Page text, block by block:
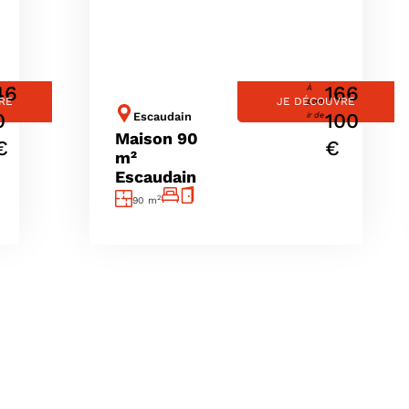
Escaudain
Maison 90
m²
Escaudain
90 m2
JE DÉCOUVRE
À
part
ir de
166
100
€